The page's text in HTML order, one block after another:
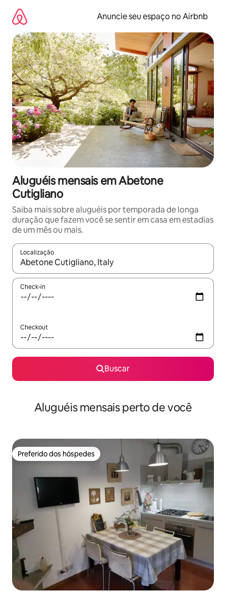
para
conteúdo
Anuncie seu espaço no Airbnb
Aluguéis mensais em Abetone
Cutigliano
Saiba mais sobre aluguéis por temporada de longa
duração que fazem você se sentir em casa em estadias
de um mês ou mais.
Localização
Quando os resultados estiverem disponíveis, explore-os
Check-in
Checkout
Buscar
Aluguéis mensais perto de você
Preferido dos hóspedes
Preferido dos hóspedes